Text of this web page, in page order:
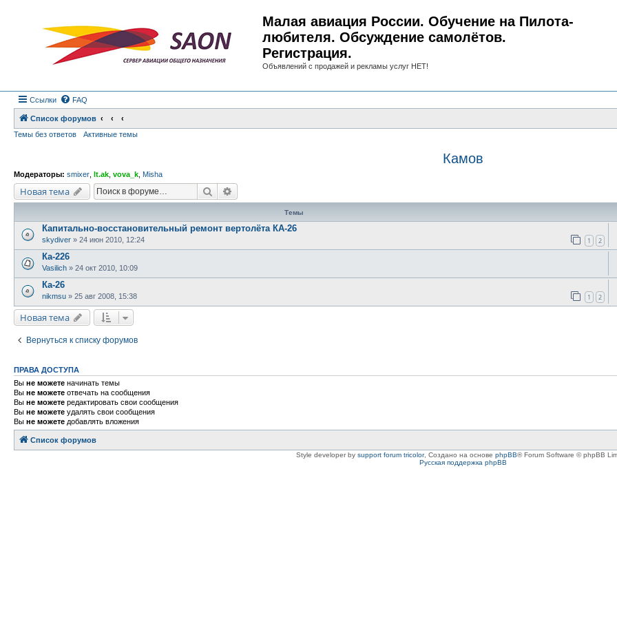
Малая авиация России. Обучение на Пилота-
любителя. Обсуждение самолётов.
Регистрация.
Объявлений с продажей и рекламы услуг НЕТ!
Ссылки FAQ
Список форумов
Темы без ответов
Активные темы
Камов
Модераторы: smixer lt.ak vova_k Misha
Новая тема Поиск
Темы
Капитально-восстановительный ремонт вертолёта КА-26
skydiver » 24 июн 2010, 12:24 1 2
Ка-226
Vasilich » 24 окт 2010, 10:09
Ка-26
nikmsu » 25 авг 2008, 15:38 1 2
Новая тема
Вернуться к списку форумов
ПРАВА ДОСТУПА
Вы не можете начинать темы
Вы не можете отвечать на сообщения
Вы не можете редактировать свои сообщения
Вы не можете удалять свои сообщения
Вы не можете добавлять вложения
Список форумов
Style developer by support forum tricolor, Создано на основе phpBB® Forum Software © phpBB
Русская поддержка phpBB